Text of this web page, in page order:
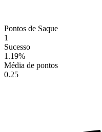
Pontos de Saque
1
Sucesso
1.19%
Média de pontos
0.25